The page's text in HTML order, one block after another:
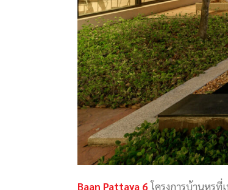
Baan Pattaya 6โครงการบ้านหรูที่